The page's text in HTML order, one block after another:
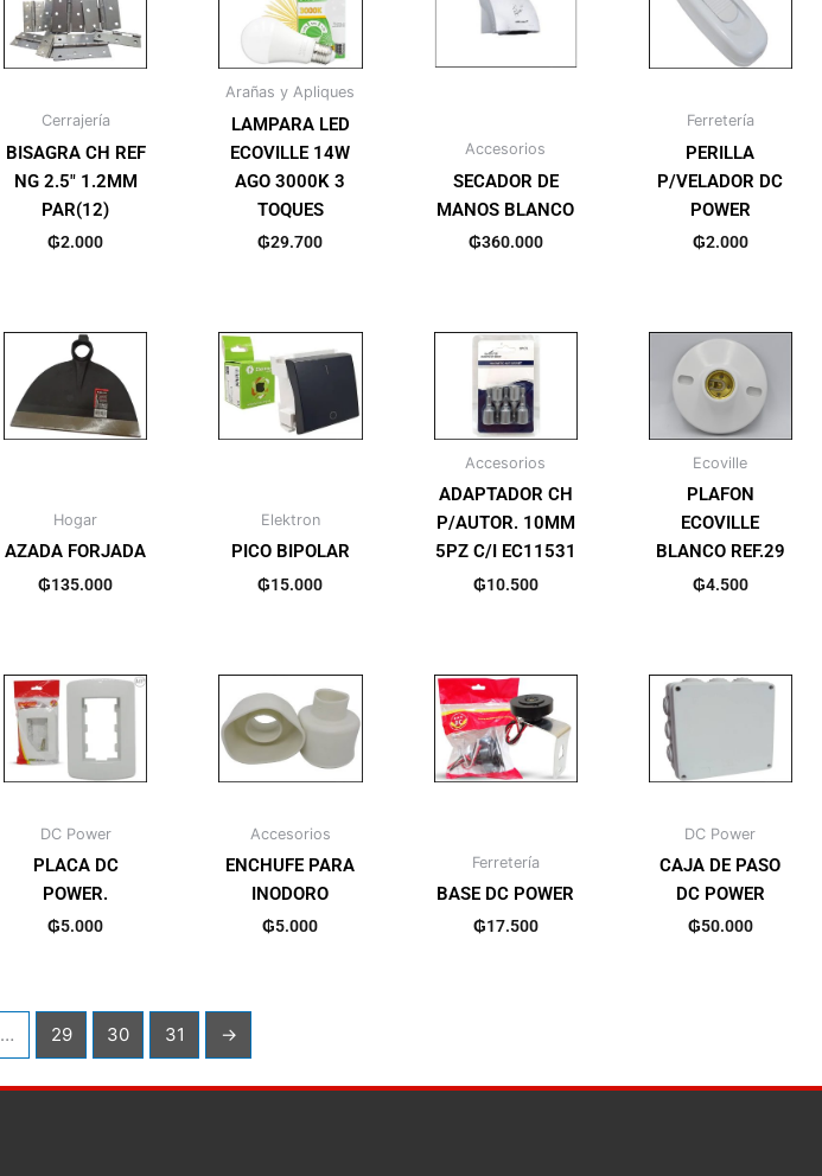
Cerrajería
BISAGRA CH REF
NG 2.5″ 1.2MM
PAR(12)
₲2.000
Arañas y Apliques
LAMPARA LED
ECOVILLE 14W
AGO 3000K 3
TOQUES
₲29.700
Accesorios
SECADOR DE
MANOS BLANCO
₲360.000
Ferretería
PERILLA
P/VELADOR DC
POWER
₲2.000
Hogar
AZADA FORJADA
₲135.000
Elektron
PICO BIPOLAR
₲15.000
Accesorios
ADAPTADOR CH
P/AUTOR. 10MM
5PZ C/I EC11531
₲10.500
Ecoville
PLAFON
ECOVILLE
BLANCO REF.29
₲4.500
DC Power
PLACA DC
POWER.
₲5.000
Accesorios
ENCHUFE PARA
INODORO
₲5.000
Ferretería
BASE DC POWER
₲17.500
DC Power
CAJA DE PASO
DC POWER
₲50.000
… 29 30 31 →